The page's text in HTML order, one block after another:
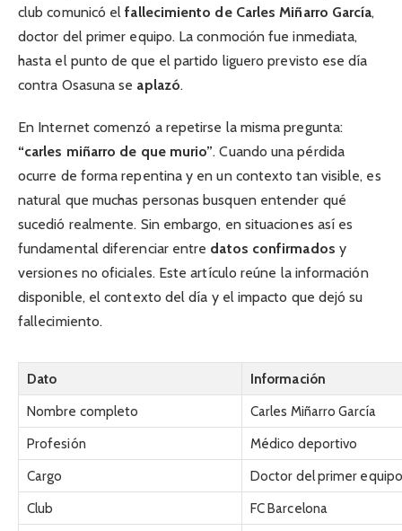
club comunicó elfallecimiento de Carles Miñarro García,
doctor del primer equipo. La conmoción fue inmediata,
hasta el punto de que el partido liguero previsto ese día
contra Osasuna se aplazó.
En Internet comenzó a repetirse la misma pregunta:
“carles miñarro de que murio”. Cuando una pérdida
ocurre de forma repentina y en un contexto tan visible, es
natural que muchas personas busquen entender qué
sucedió realmente. Sin embargo, en situaciones así es
fundamental diferenciar entre datos confirmados y
versiones no oficiales. Este artículo reúne la información
disponible, el contexto del día y el impacto que dejó su
fallecimiento.
Dato
Información
Nombre completo
Carles Miñarro García
Profesión
Médico deportivo
Cargo
Doctor del primer
Club
FC Barcelona